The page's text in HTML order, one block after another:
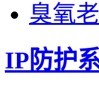
臭氧
IP防护